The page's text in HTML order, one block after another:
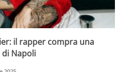
il rapper compra una
Napoli